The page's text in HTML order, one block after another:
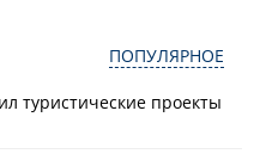
ПОПУЛЯРНОЕ
туристические проекты